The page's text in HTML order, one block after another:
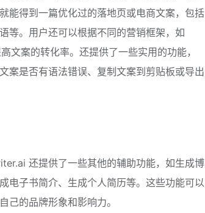
能得到一篇优化过的落地页或电商文案，包括
等。用户还可以根据不同的营销框架，如
文案的转化率。还提供了一些实用的功能，
案是否有语法错误、复制文案到剪贴板或导出
还提供了一些其他的辅助功能，如生成博
电子书简介、生成个人简历等。这些功能可以
己的品牌形象和影响力。